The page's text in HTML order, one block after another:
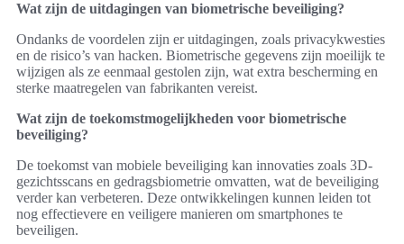
Wat zijn de uitdagingen van biometrische beveiliging?
Ondanks de voordelen zijn er uitdagingen, zoals privacykwesties
en de risico’s van hacken. Biometrische gegevens zijn moeilijk te
wijzigen als ze eenmaal gestolen zijn, wat extra bescherming en
sterke maatregelen van fabrikanten vereist.
Wat zijn de toekomstmogelijkheden voor biometrische
beveiliging?
De toekomst van mobiele beveiliging kan innovaties zoals 3D-
gezichtsscans en gedragsbiometrie omvatten, wat de beveiliging
verder kan verbeteren. Deze ontwikkelingen kunnen leiden tot
nog effectievere en veiligere manieren om smartphones te
beveiligen.